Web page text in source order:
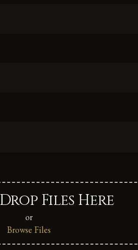
Files Here
or
Browse Files